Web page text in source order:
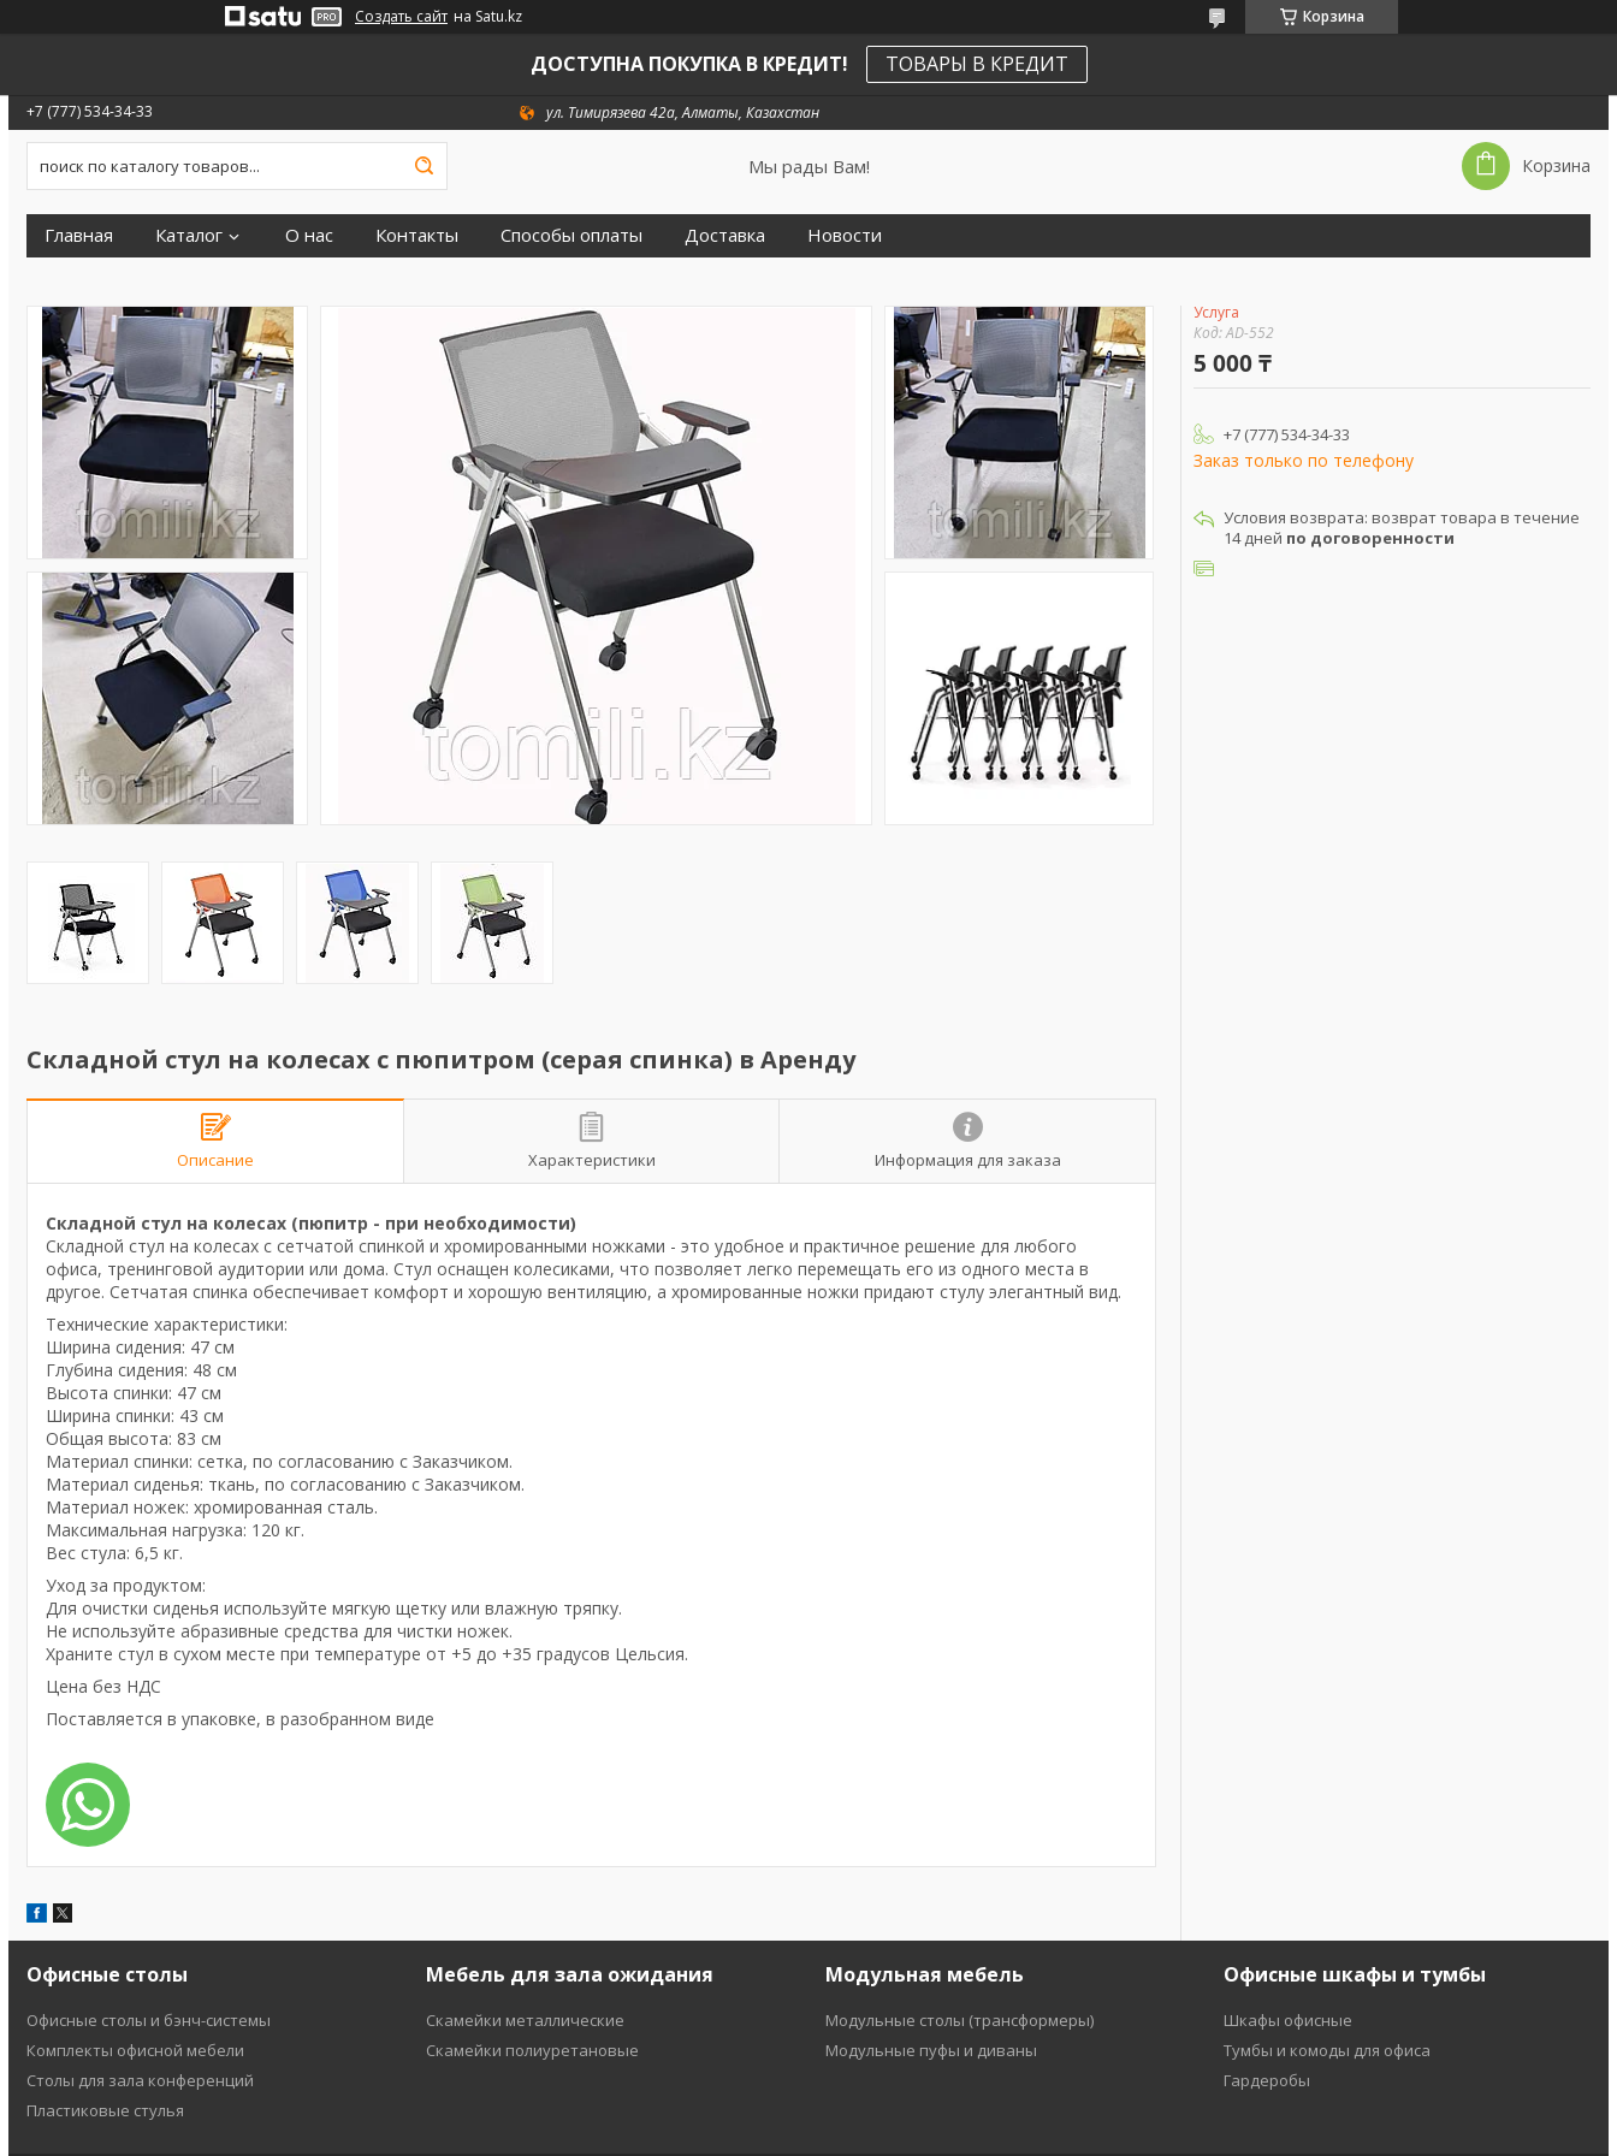
Создать сайт на Satu.kz Корзина
ДОСТУПНА ПОКУПКА В КРЕДИТ! ТОВАРЫ В КРЕДИТ
+7 (777) 534-34-33 ул. Тимирязева 42а, Алматы, Казахстан
Мы рады Вам! Корзина
Главная Каталог О нас Контакты Способы оплаты Доставка Новости
Складной стул на колесах с пюпитром (серая спинка) в Аренду
Описание Характеристики Информация для заказа
Складной стул на колесах (пюпитр - при необходимости)
Складной стул на колесах с сетчатой спинкой и хромированными ножками - это удобное и практичное решение для любого
офиса, тренинговой аудитории или дома. Стул оснащен колесиками, что позволяет легко перемещать его из одного места в
другое. Сетчатая спинка обеспечивает комфорт и хорошую вентиляцию, а хромированные ножки придают стулу элегантный вид.
Технические характеристики:
Ширина сидения: 47 см
Глубина сидения: 48 см
Высота спинки: 47 см
Ширина спинки: 43 см
Общая высота: 83 см
Материал спинки: сетка, по согласованию с Заказчиком.
Материал сиденья: ткань, по согласованию с Заказчиком.
Материал ножек: хромированная сталь.
Максимальная нагрузка: 120 кг.
Вес стула: 6,5 кг.
Уход за продуктом:
Для очистки сиденья используйте мягкую щетку или влажную тряпку.
Не используйте абразивные средства для чистки ножек.
Храните стул в сухом месте при температуре от +5 до +35 градусов Цельсия.
Цена без НДС
Поставляется в упаковке, в разобранном виде
Услуга
Код:AD-552
5 000 ₸
+7 (777) 534-34-33
Заказ только по телефону
возврат товара в течение
14 дней по договоренности
Офисные столы
Офисные столы и бэнч-системы
Комплекты офисной мебели
Столы для зала конференций
Пластиковые стулья
Мебель для зала ожидания
Скамейки металлические
Скамейки полиуретановые
Модульная мебель
Модульные столы (трансформеры)
Модульные пуфы и диваны
Офисные шкафы и тумбы
Шкафы офисные
Тумбы и комоды для офиса
Гардеробы